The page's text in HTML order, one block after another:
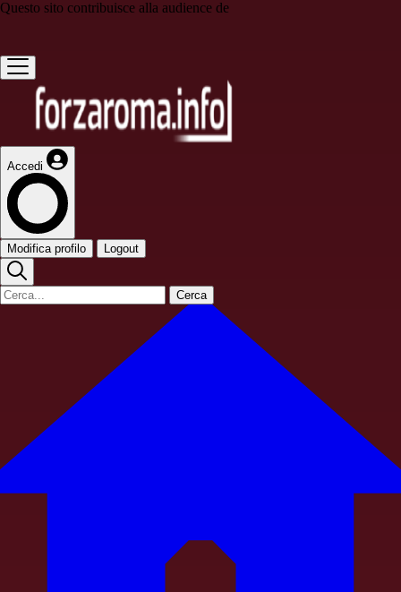
Questo sito contribuisce alla audience de
Accedi
Modifica profilo Logout
Cerca